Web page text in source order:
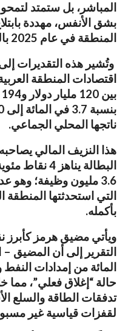
المباشر، بل ستمتد
بشق الأنفس، مهددة
المنطقة في عام 2025 بالكامل.
وتُشير هذه التقديرات
اقتصادات المنطقة
ناتجها المحلي الجماعي.
هذا النزيف المالي
البطالة
3.6 مليون وظيفة؛
بأكمله.
ويأتي مضيق هرمز كأبرز
المائة من إمدادات
حالة “إغلاق فعلي”،
تدفقات الطاقة والسلع
لقفزات قياسية غير